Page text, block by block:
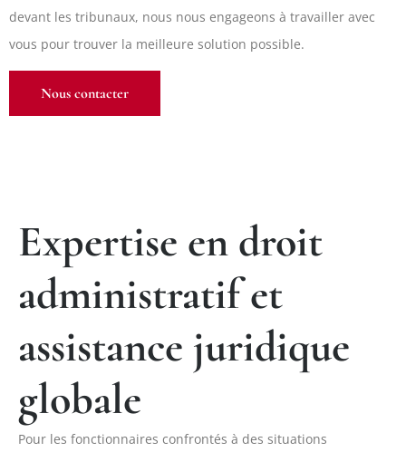
devant les tribunaux, nous nous engageons à travailler avec
vous pour trouver la meilleure solution possible.
Nous contacter
Expertise en droit
administratif et
assistance juridique
globale
Pour les fonctionnaires confrontés à des situations